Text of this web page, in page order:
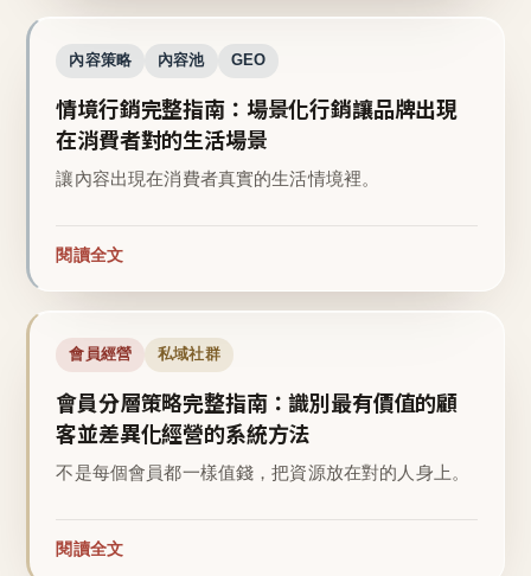
內容策略 內容池 GEO
情境行銷完整指南：場景化行銷讓品牌出現
在消費者對的生活場景
讓內容出現在消費者真實的生活情境裡。
閱讀全文
會員經營 私域社群
會員分層策略完整指南：識別最有價值的顧
客並差異化經營的系統方法
不是每個會員都一樣值錢，把資源放在對的人身上。
閱讀全文